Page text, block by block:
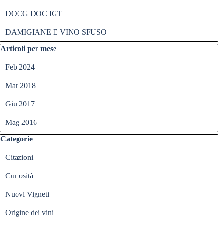
DOCG DOC IGT
DAMIGIANE E VINO SFUSO
Salta blocco Articoli per mese
Articoli per mese
Feb 2024
Mar 2018
Giu 2017
Mag 2016
Salta blocco Categorie
Categorie
Citazioni
Curiosità
Nuovi Vigneti
Origine dei vini